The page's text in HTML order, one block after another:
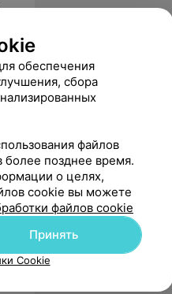
обеспечения
сбора
файлов
более позднее время.
о целях,
cookie вы можете
файлов cookie
Принять
Cookie